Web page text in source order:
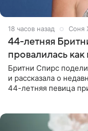
18 часов назад Соня
44-летняя
провалилась как
Бритни Спирс
и рассказала о
44-летняя певица